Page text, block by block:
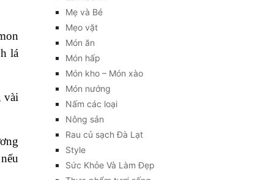
lá
vài
Mẹ và Bé
Mẹo vặt
Món ăn
Món hấp
Món kho – Món xào
Món nướng
Nấm các loại
Nông sản
Rau củ sạch Đà Lạt
Style
Sức Khỏe Và Làm Đẹp